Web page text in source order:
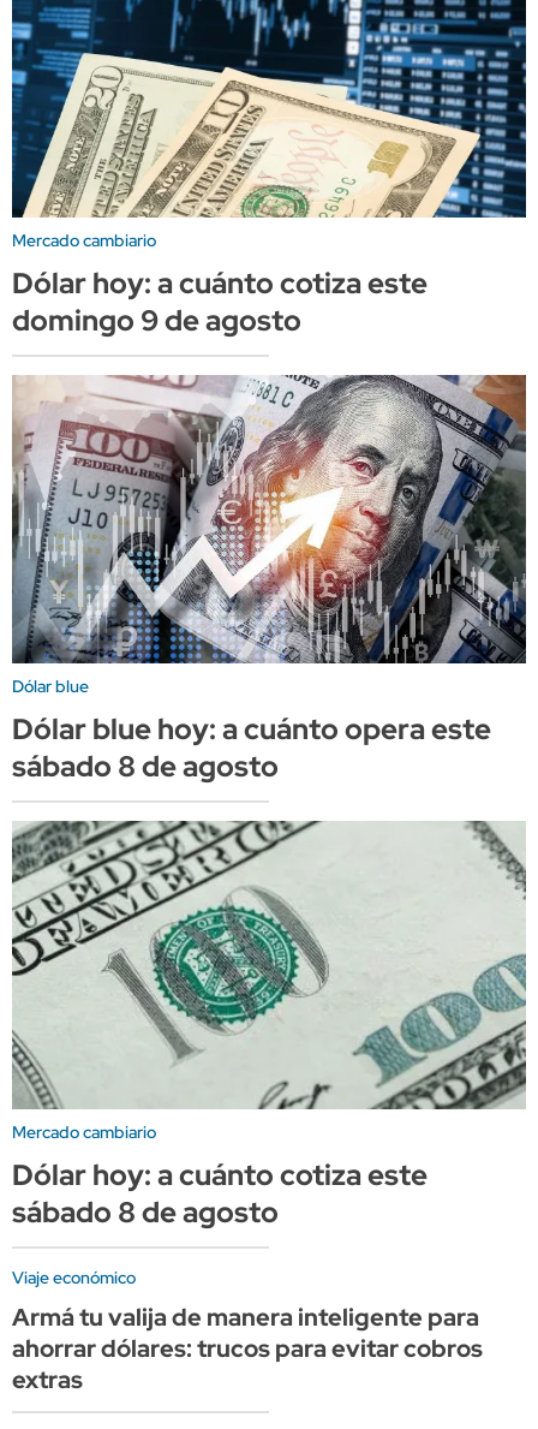
Mercado cambiario
Dólar hoy: a cuánto cotiza este
domingo 9 de agosto
Dólar blue
Dólar blue hoy: a cuánto opera este
sábado 8 de agosto
Mercado cambiario
Dólar hoy: a cuánto cotiza este
sábado 8 de agosto
Viaje económico
Armá tu valija de manera inteligente para
ahorrar dólares: trucos para evitar cobros
extras